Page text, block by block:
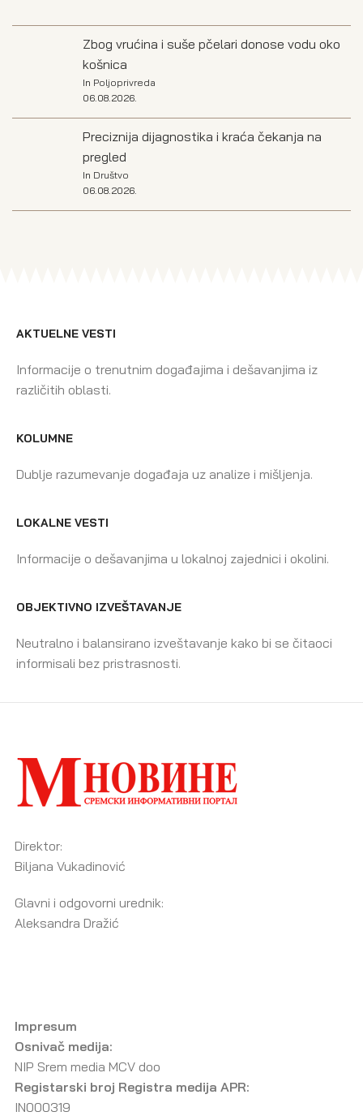
Zbog vrućina i suše pčelari donose vodu oko
košnica
In Poljoprivreda
06.08.2026.
Preciznija dijagnostika i kraća čekanja na
pregled
In Društvo
06.08.2026.
AKTUELNE VESTI
Informacije o trenutnim događajima i dešavanjima iz
različitih oblasti.
KOLUMNE
Dublje razumevanje događaja uz analize i mišljenja.
LOKALNE VESTI
Informacije o dešavanjima u lokalnoj zajednici i okolini.
OBJEKTIVNO IZVEŠTAVANJE
Neutralno i balansirano izveštavanje kako bi se čitaoci
informisali bez pristrasnosti.
Direktor:
Biljana Vukadinović
Glavni i odgovorni urednik:
Aleksandra Dražić
Impresum
Osnivač medija:
NIP Srem media MCV doo
Registarski broj Registra medija APR:
IN000319